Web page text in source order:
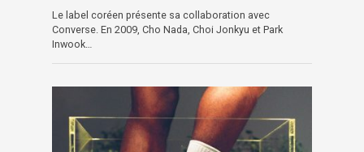
Le label coréen présente sa collaboration avec
Converse. En 2009, Cho Nada, Choi Jonkyu et Park
Inwook…